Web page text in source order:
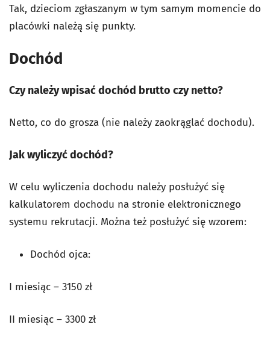
Tak, dzieciom zgłaszanym w tym samym momencie do
placówki należą się punkty.
Dochód
Czy należy wpisać dochód brutto czy netto?
Netto, co do grosza (nie należy zaokrąglać dochodu).
Jak wyliczyć dochód?
W celu wyliczenia dochodu należy posłużyć się
kalkulatorem dochodu na stronie elektronicznego
systemu rekrutacji. Można też posłużyć się wzorem:
Dochód ojca:
I miesiąc – 3150 zł
II miesiąc – 3300 zł